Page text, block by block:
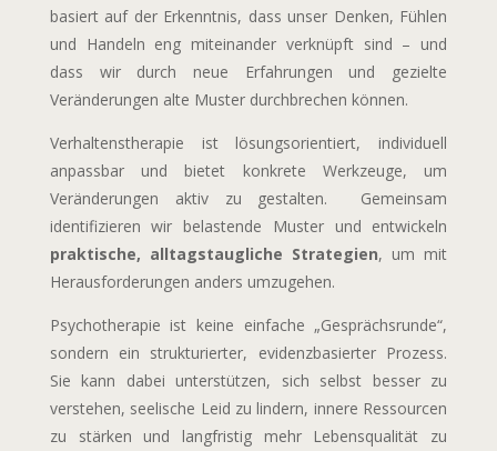
basiert auf der Erkenntnis, dass unser Denken, Fühlen
und Handeln eng miteinander verknüpft sind – und
dass wir durch neue Erfahrungen und gezielte
Veränderungen alte Muster durchbrechen können.
Verhaltenstherapie ist lösungsorientiert, individuell
anpassbar und bietet konkrete Werkzeuge, um
Veränderungen aktiv zu gestalten. Gemeinsam
identifizieren wir belastende Muster und entwickeln
praktische, alltagstaugliche Strategien, um mit
Herausforderungen anders umzugehen.
Psychotherapie ist keine einfache „Gesprächsrunde“,
sondern ein strukturierter, evidenzbasierter Prozess.
Sie kann dabei unterstützen, sich selbst besser zu
verstehen, seelische Leid zu lindern, innere Ressourcen
zu stärken und langfristig mehr Lebensqualität zu